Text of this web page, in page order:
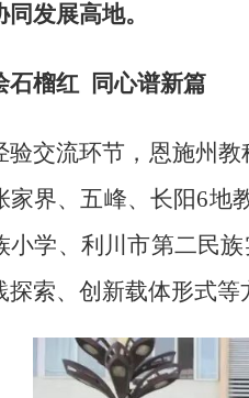
发展高地。
石榴红 同心谱新篇
验交流环节，恩施州教
家界、五峰、长阳6地
小学、利川市第二民
探索、创新载体形式等